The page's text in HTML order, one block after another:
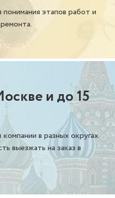
этапов работ и
и до 15
в разных округах
выезжать на заказ в